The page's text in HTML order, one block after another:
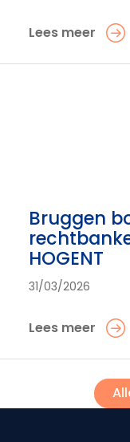
Lees meer
Bruggen
HOGENT
31/03/2026
Lees meer